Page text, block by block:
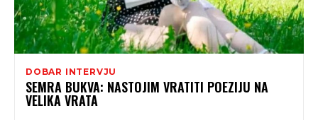
DOBAR INTERVJU
SEMRA BUKVA: NASTOJIM VRATITI POEZIJU NA
VELIKA VRATA